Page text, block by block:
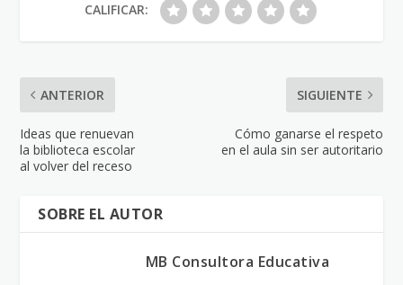
CALIFICAR:
ANTERIOR
Ideas que renuevan
la biblioteca escolar
al volver del receso
SIGUIENTE
Cómo ganarse el respeto
en el aula sin ser autoritario
SOBRE EL AUTOR
MB Consultora Educativa